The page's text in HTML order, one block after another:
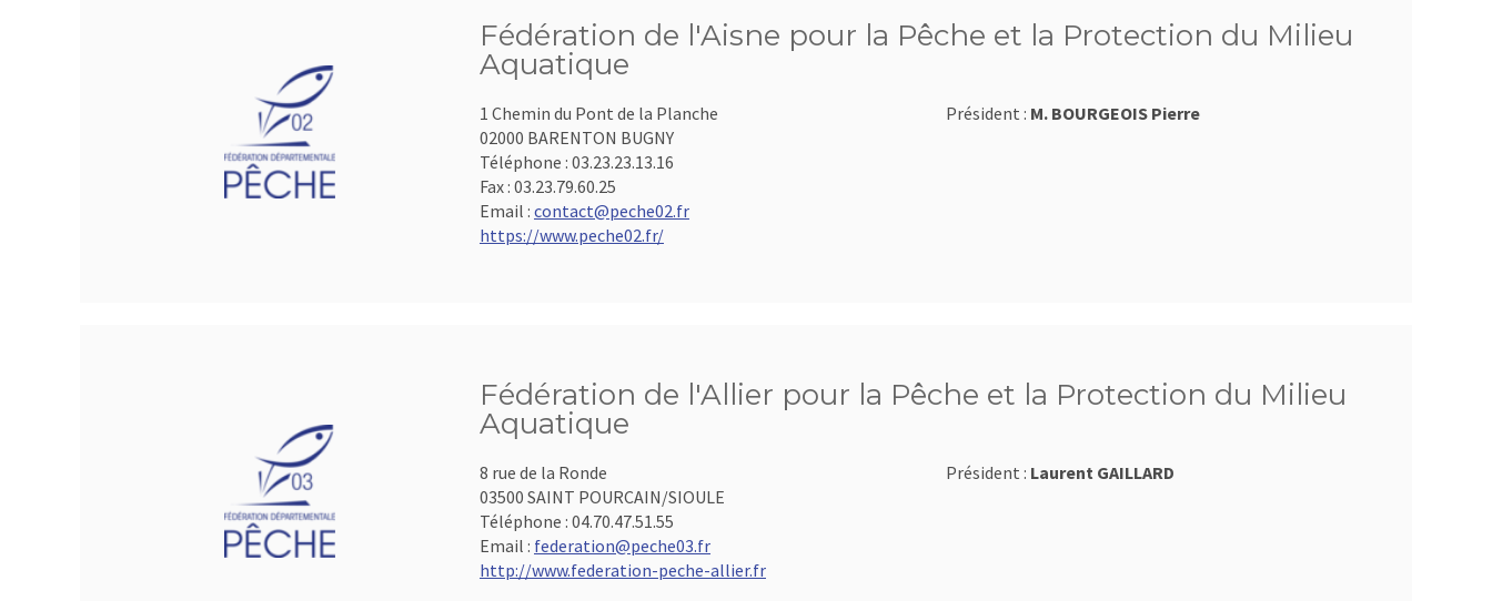
Fédération de l'Aisne pour la Pêche et la Protection du Milieu
Aquatique
1 Chemin du Pont de la Planche
02000 BARENTON BUGNY
Téléphone : 03.23.23.13.16
Fax : 03.23.79.60.25
Email : contact@peche02.fr
https://www.peche02.fr/
Président : M. BOURGEOIS Pierre
Fédération de l'Allier pour la Pêche et la Protection du Milieu
Aquatique
8 rue de la Ronde
03500 SAINT POURCAIN/SIOULE
Téléphone : 04.70.47.51.55
Email : federation@peche03.fr
http://www.federation-peche-allier.fr
Président : Laurent GAILLARD